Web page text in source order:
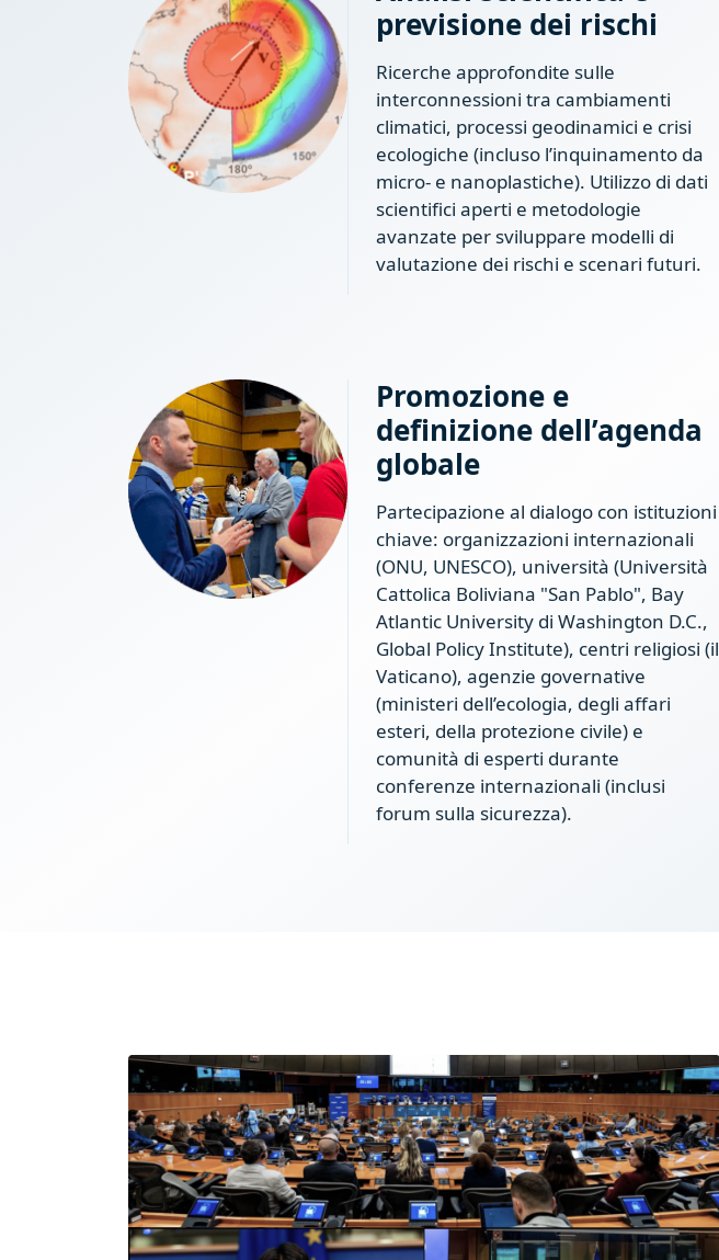
previsione dei rischi
Ricerche approfondite sulle
interconnessioni tra cambiamenti
climatici, processi geodinamici e crisi
ecologiche (incluso l’inquinamento da
micro- e nanoplastiche). Utilizzo di dati
scientifici aperti e metodologie
avanzate per sviluppare modelli di
valutazione dei rischi e scenari futuri.
Promozione e
definizione dell’agenda
globale
Partecipazione al dialogo con istituzioni
chiave: organizzazioni internazionali
(ONU, UNESCO), università (Università
Cattolica Boliviana "San Pablo", Bay
Atlantic University di Washington D.C.,
Global Policy Institute), centri religiosi (il
Vaticano), agenzie governative
(ministeri dell’ecologia, degli affari
esteri, della protezione civile) e
comunità di esperti durante
conferenze internazionali (inclusi
forum sulla sicurezza).